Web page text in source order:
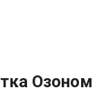
Озоном